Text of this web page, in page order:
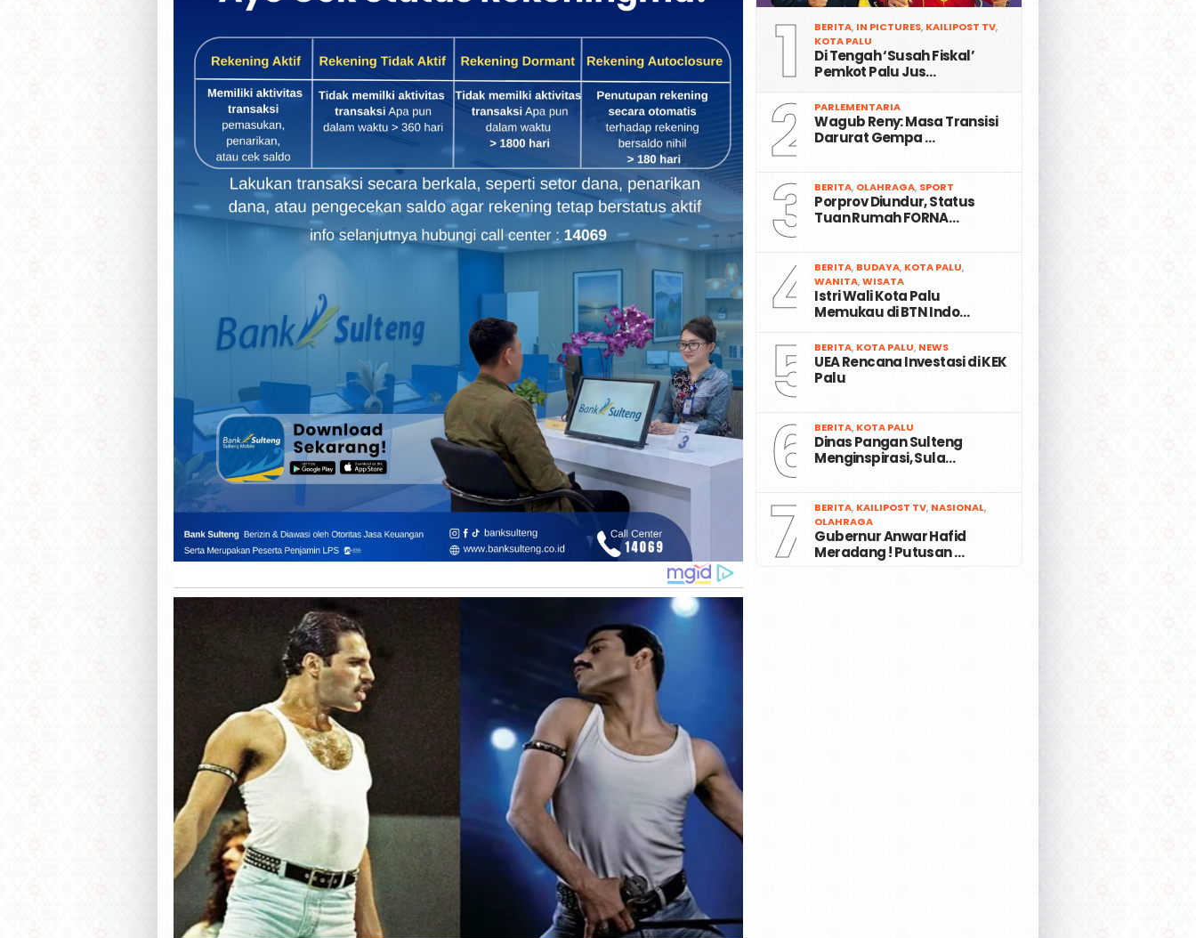
1 BERITA, IN PICTURES, KAILIPOST TV,
KOTA PALU
Di Tengah ‘Susah Fiskal’
Pemkot Palu Jus…
2 PARLEMENTARIA
Wagub Reny: Masa Transisi
Darurat Gempa …
3 BERITA, OLAHRAGA, SPORT
Porprov Diundur, Status
Tuan Rumah FORNA…
4BERITA, BUDAYA, KOTA PALU,
WANITA,WISATA
Istri Wali Kota Palu
Memukau di BTN Indo…
5 BERITA, KOTA PALU, NEWS
UEA Rencana Investasi di KEK
Palu
6 BERITA, KOTA PALU
Dinas Pangan Sulteng
Menginspirasi, Sula…
7 BERITA, KAILIPOST TV, NASIONAL,
OLAHRAGA
Gubernur Anwar Hafid
Meradang ! Putusan …